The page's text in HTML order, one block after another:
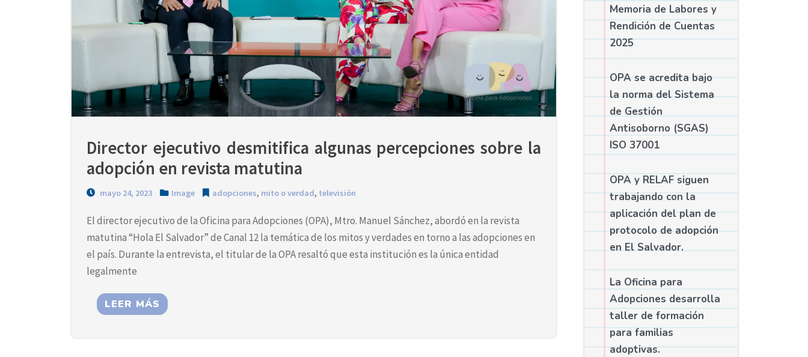
Memoria de Labores y
Rendición de Cuentas
2025
OPA se acredita bajo
la norma del Sistema
de Gestión
Antisoborno (SGAS)
ISO 37001
OPA y RELAF siguen
trabajando con la
aplicación del plan de
protocolo de adopción
en El Salvador.
La Oficina para
Adopciones desarrolla
taller de formación
para familias
adoptivas.
Director ejecutivo desmitifica algunas percepciones sobre la
adopción en revista matutina
mayo 24, 2023 Image adopciones, mito o verdad, televisión
El director ejecutivo de la Oficina para Adopciones (OPA), Mtro. Manuel Sánchez, abordó en la revista
matutina “Hola El Salvador” de Canal 12 la temática de los mitos y verdades en torno a las adopciones en
el país. Durante la entrevista, el titular de la OPA resaltó que esta institución es la única entidad
legalmente